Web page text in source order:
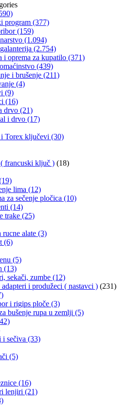
program (377)
(159)
(1.094)
(2.754)
i oprema za kupatilo (371)
(439)
i brušenje (211)
(4)
(9)
(16)
drvo (21)
i drvo (17)
Torex ključevi (30)
francuski ključ ) (18)
lima (12)
za sečenje pločica (10)
(14)
trake (25)
alate (3)
(6)
(5)
(13)
sekači, zumbe (12)
adapteri i produžeci ( nastavci ) (231)
i rigips ploče (3)
bušenje rupa u zemlji (5)
i sečiva (33)
(5)
(16)
lenjiri (21)